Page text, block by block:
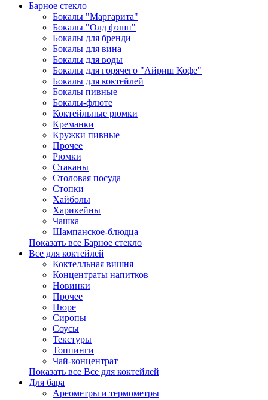
Барное стекло
Бокалы "Маргарита"
Бокалы "Олд фэшн"
Бокалы для бренди
Бокалы для вина
Бокалы для воды
Бокалы для горячего "Айриш Кофе"
Бокалы для коктейлей
Бокалы пивные
Бокалы-флюте
Коктейльные рюмки
Креманки
Кружки пивные
Прочее
Рюмки
Стаканы
Столовая посуда
Стопки
Хайболы
Харикейны
Чашка
Шампанское-блюдца
Показать все Барное стекло
Все для коктейлей
Коктелльная вишня
Концентраты напитков
Новинки
Прочее
Пюре
Сиропы
Соусы
Текстуры
Топпинги
Чай-концентрат
Показать все Все для коктейлей
Для бара
Ареометры и термометры